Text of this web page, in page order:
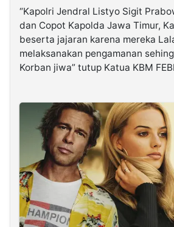
“Kapolri Jendral Listyo Sigit
dan Copot Kapolda Jawa Timur,
beserta jajaran karena mereka
melaksanakan pengamanan
Korban jiwa” tutup Katua KBM